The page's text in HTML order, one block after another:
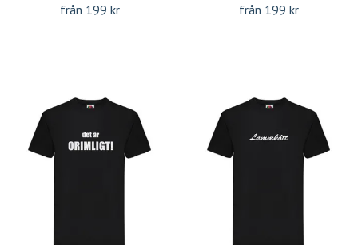
från 199 kr från 199 kr